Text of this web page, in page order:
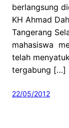
berlangsung
KH Ahmad
Tangerang
mahasiswa
telah
tergabung […]
22/05/2012